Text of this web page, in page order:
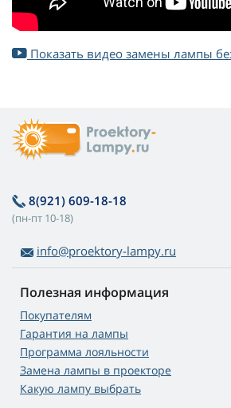
Показать видео замены лампы
8(921) 609-18-18
(пн-пт 10-18)
info@proektory-lampy.ru
Полезная информация
Покупателям
Гарантия на лампы
Программа лояльности
Замена лампы в проекторе
Какую лампу выбрать